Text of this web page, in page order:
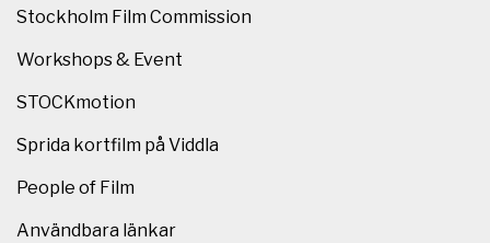
Stockholm Film Commission
Workshops & Event
STOCKmotion
Sprida kortfilm på Viddla
People of Film
Användbara länkar